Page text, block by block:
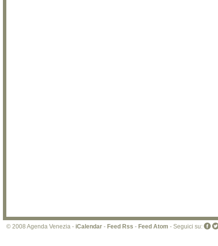
© 2008 Agenda Venezia - iCalendar - Feed Rss - Feed Atom - Seguici su: